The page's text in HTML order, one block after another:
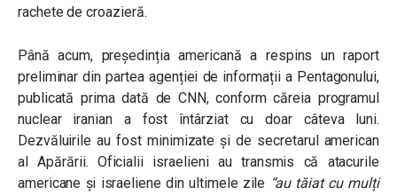
rachete de croazieră.
Până acum, președinția americană a respins un raport
preliminar din partea agenției de informații a Pentagonului,
publicată prima dată de CNN, conform căreia programul
nuclear iranian a fost întârziat cu doar câteva luni.
Dezvăluirile au fost minimizate și de secretarul american
al Apărării. Oficialii israelieni au transmis că atacurile
americane și israeliene din ultimele zile “au tăiat cu mulți